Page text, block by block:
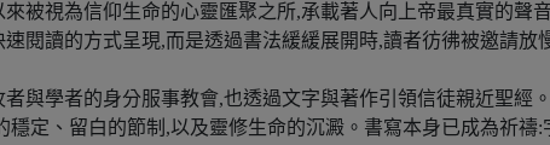
來被視為信仰生命的心靈匯聚之所,承載著人向上帝最真實的
閱讀的方式呈現,而是透過書法緩緩展開時,讀者彷彿被邀請放
者與學者的身分服事教會,也透過文字與著作引領信徒親近聖
穩定、留白的節制,以及靈修生命的沉澱。書寫本身已成為祈禱: